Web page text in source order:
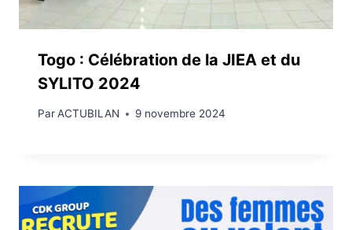
Togo : Célébration de la JIEA et du
SYLITO 2024
ParACTUBILAN 9 novembre 2024